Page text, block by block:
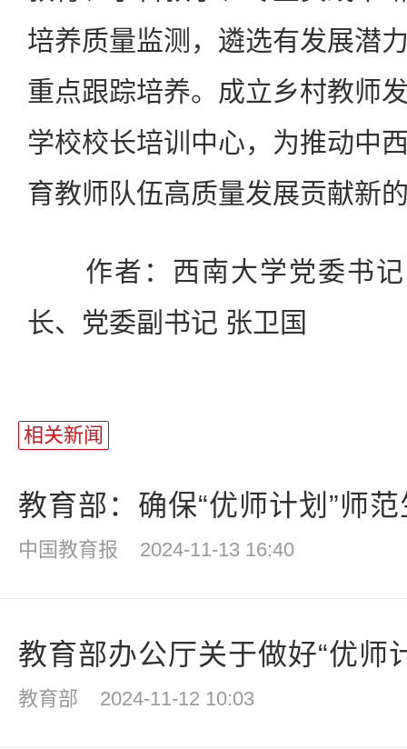
培养质量监测，遴选有发展潜
重点跟踪培养。成立乡村教师
学校校长培训中心，为推动中
育教师队伍高质量发展贡献新
作者：西南大学党委书记
长、党委副书记 张卫国
相关新闻
教育部：确保“优师计划”师
中国教育报 2024-11-13 16:40
教育部办公厅关于做好“优师
教育部 2024-11-12 10:03